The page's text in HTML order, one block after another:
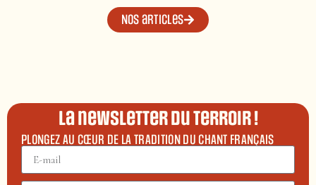
Nos articles
La newsletter du terroir !
PLONGEZ AU CŒUR DE LA TRADITION DU CHANT FRANÇAIS